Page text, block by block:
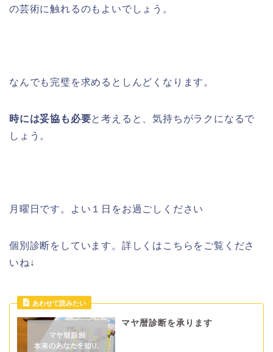
の芸術に触れるのもよいでしょう。
なんでも完璧を求めるとしんどくなります。
時には妥協も必要と考えると、気持ちがラクになるで
しょう。
月曜日です。よい１日をお過ごしください
個別診断をしています。詳しくはこちらをご覧くださ
いね↓
マヤ暦診断を承ります